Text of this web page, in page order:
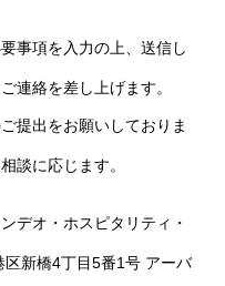
事項を入力の上、送信し
連絡を差し上げます。
提出をお願いしておりま
談に応じます。
デオ・ホスピタリティ・
区新橋4丁目5番1号 アーバ